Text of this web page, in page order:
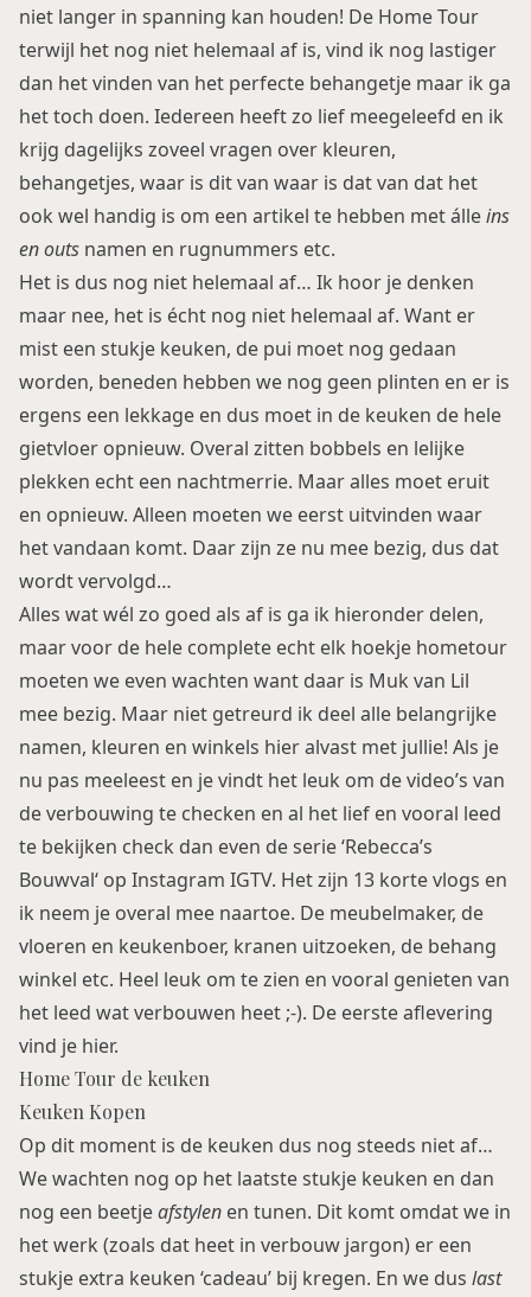
niet langer in spanning kan houden! De Home Tour
terwijl het nog niet helemaal af is, vind ik nog lastiger
dan het vinden van het perfecte behangetje maar ik ga
het toch doen. Iedereen heeft zo lief meegeleefd en ik
krijg dagelijks zoveel vragen over kleuren,
behangetjes, waar is dit van waar is dat van dat het
ook wel handig is om een artikel te hebben met álleins
en outs namen en rugnummers etc.
Het is dus nog niet helemaal af… Ik hoor je denken
maar nee, het is écht nog niet helemaal af. Want er
mist een stukje keuken, de pui moet nog gedaan
worden, beneden hebben we nog geen plinten en er is
ergens een lekkage en dus moet in de keuken de hele
gietvloer opnieuw. Overal zitten bobbels en lelijke
plekken echt een nachtmerrie. Maar alles moet eruit
en opnieuw. Alleen moeten we eerst uitvinden waar
het vandaan komt. Daar zijn ze nu mee bezig, dus dat
wordt vervolgd…
Alles wat wél zo goed als af is ga ik hieronder delen,
maar voor de hele complete echt elk hoekje hometour
moeten we even wachten want daar is Muk van Lil
mee bezig. Maar niet getreurd ik deel alle belangrijke
namen, kleuren en winkels hier alvast met jullie! Als je
nu pas meeleest en je vindt het leuk om de video’s van
de verbouwing te checken en al het lief en vooral leed
te bekijken check dan even de serie ‘Rebecca’s
Bouwval‘ op Instagram IGTV. Het zijn 13 korte vlogs en
ik neem je overal mee naartoe. De meubelmaker, de
vloeren en keukenboer, kranen uitzoeken, de behang
winkel etc. Heel leuk om te zien en vooral genieten van
het leed wat verbouwen heet ;-). De eerste aflevering
vind je hier.
Home Tour de keuken
Keuken Kopen
Op dit moment is de keuken dus nog steeds niet af…
We wachten nog op het laatste stukje keuken en dan
nog een beetjeafstylen en tunen. Dit komt omdat we in
het werk (zoals dat heet in verbouw jargon) er een
stukje extra keuken ‘cadeau’ bij kregen. En we dus last